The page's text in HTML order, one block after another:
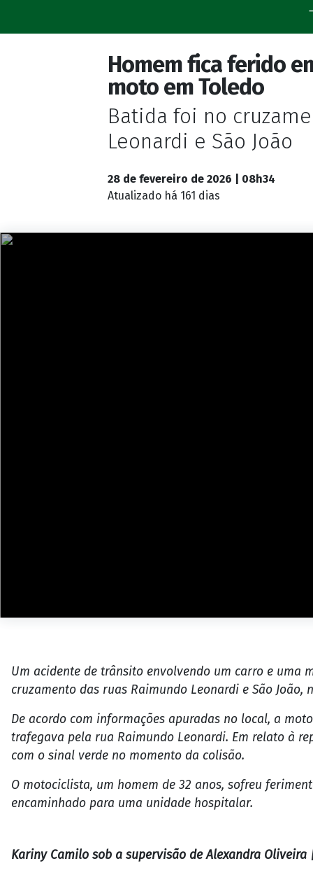
Homem fica ferido
moto em Toledo
Batida foi no
Leonardi e São João
28 de fevereiro de 2026 | 08h34
Atualizado há 161 dias
Um acidente de trânsito envolvendo um carro e uma
cruzamento das ruas Raimundo Leonardi e São João,
De acordo com informações apuradas no local, a
trafegava pela rua Raimundo Leonardi. Em relato à
com o sinal verde no momento da colisão.
O motociclista, um homem de 32 anos, sofreu
encaminhado para uma unidade hospitalar.
Kariny Camilo sob a supervisão de Alexandra Oliveira